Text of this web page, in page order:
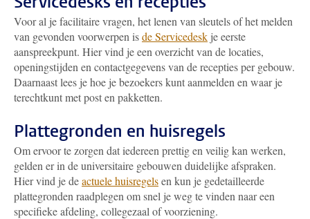
Voor al je facilitaire vragen, het lenen van sleutels of het melden
van gevonden voorwerpen isde Servicedesk je eerste
aanspreekpunt. Hier vind je een overzicht van de locaties,
openingstijden en contactgegevens van de recepties per gebouw.
Daarnaast lees je hoe je bezoekers kunt aanmelden en waar je
terechtkunt met post en pakketten.
Plattegronden en huisregels
Om ervoor te zorgen dat iedereen prettig en veilig kan werken,
gelden er in de universitaire gebouwen duidelijke afspraken.
Hier vind je deactuele huisregelsen kun je gedetailleerde
plattegronden raadplegen om snel je weg te vinden naar een
specifieke afdeling, collegezaal of voorziening.